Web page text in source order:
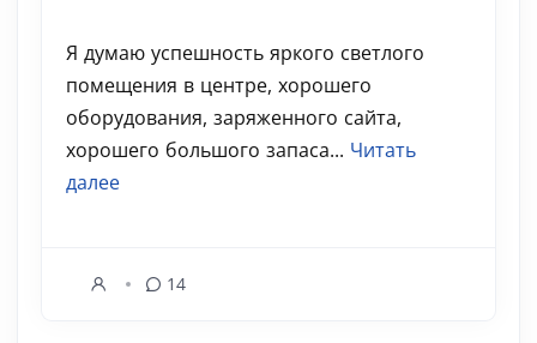
Я думаю успешность яркого светлого
помещения в центре, хорошего
оборудования, заряженного сайта,
хорошего большого запаса... Читать
далее
14